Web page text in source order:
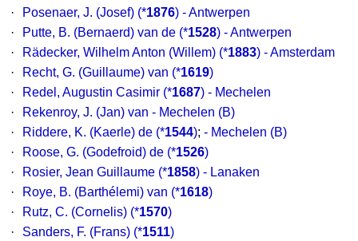
·
Posenaer, J. (Josef) (*1876) - Antwerpen
·
Putte, B. (Bernaerd) van de (*1528) - Antwerpen
·
Rädecker, Wilhelm Anton (Willem) (*1883) - Amsterdam
·
Recht, G. (Guillaume) van (*1619)
·
Redel, Augustin Casimir (*1687) - Mechelen
·
Rekenroy, J. (Jan) van - Mechelen (B)
·
Riddere, K. (Kaerle) de (*1544); - Mechelen (B)
·
Roose, G. (Godefroid) de (*1526)
·
Rosier, Jean Guillaume (*1858) - Lanaken
·
Roye, B. (Barthélemi) van (*1618)
·
Rutz, C. (Cornelis) (*1570)
·
Sanders, F. (Frans) (*1511)